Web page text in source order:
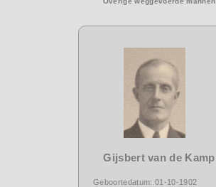
Gijsbert van de Kamp
Geboortedatum: 01-10-1902